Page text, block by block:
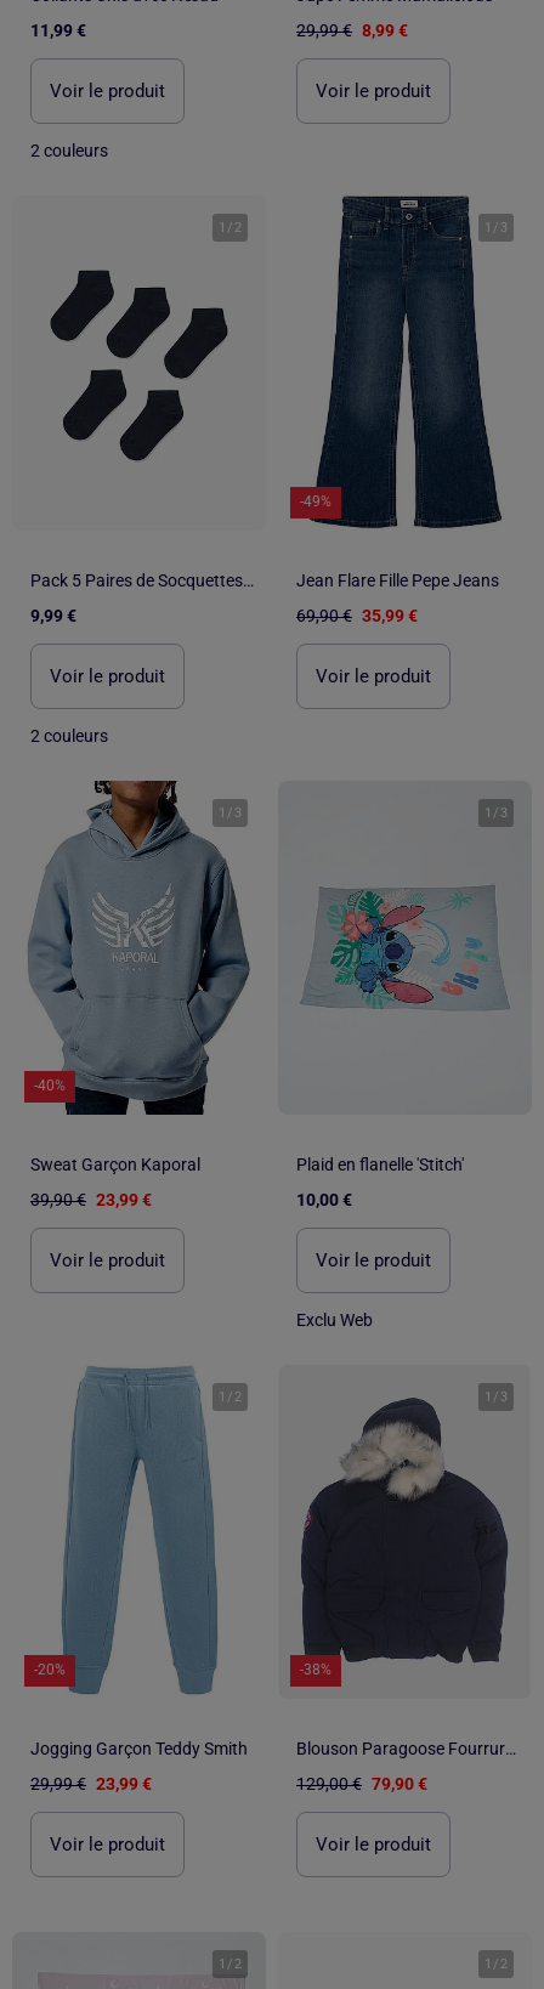
11,99 €
Voir le produit
2 couleurs
29,99 € 8,99 €
Voir le produit
1 / 2
Pack 5 Paires de Socquettes Unies
9,99 €
Voir le produit
2 couleurs
1 / 3
-49%
Jean Flare Fille Pepe Jeans
69,90 € 35,99 €
Voir le produit
1 / 3
-40%
Sweat Garçon Kaporal
39,90 € 23,99 €
Voir le produit
1 / 3
Plaid en flanelle 'Stitch'
10,00 €
Voir le produit
Exclu Web
1 / 2
-20%
Jogging Garçon Teddy Smith
29,99 € 23,99 €
Voir le produit
1 / 3
-38%
Blouson Paragoose Fourrure amovible
129,00 € 79,90 €
Voir le produit
1 / 2 1 / 2